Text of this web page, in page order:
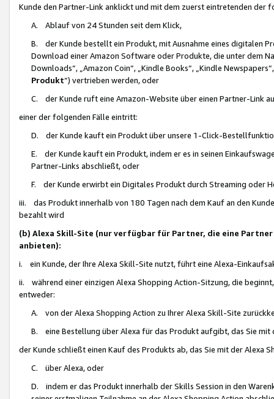
Kunde den Partner-Link anklickt und mit dem zuerst eintretenden der
A. Ablauf von 24 Stunden seit dem Klick,
B. der Kunde bestellt ein Produkt, mit Ausnahme eines digitalen
Download einer Amazon Software oder Produkte, die unter dem
Downloads“, „Amazon Coin“, „Kindle Books“, „Kindle
Produkt“) vertrieben werden, oder
C. der Kunde ruft eine Amazon-Website über einen Partner-Link
einer der folgenden Fälle eintritt:
D. der Kunde kauft ein Produkt über unsere 1-Click-
E. der Kunde kauft ein Produkt, indem er es in seinen
Partner-Links abschließt, oder
F. der Kunde erwirbt ein Digitales Produkt durch Streaming oder
iii. das Produkt innerhalb von 180 Tagen nach dem Kauf an den
bezahlt wird
(b) Alexa Skill-Site (nur verfügbar für Partner, die eine
anbieten):
i. ein Kunde, der Ihre Alexa Skill-Site nutzt, führt eine Alexa-
ii. während einer einzigen Alexa Shopping Action-Sitzung, die
entweder:
A. von der Alexa Shopping Action zu Ihrer Alexa Skill-Site
B. eine Bestellung über Alexa für das Produkt aufgibt, das Sie mit
der Kunde schließt einen Kauf des Produkts ab, das Sie mit der Alexa
C. über Alexa, oder
D. indem er das Produkt innerhalb der Skills Session in den